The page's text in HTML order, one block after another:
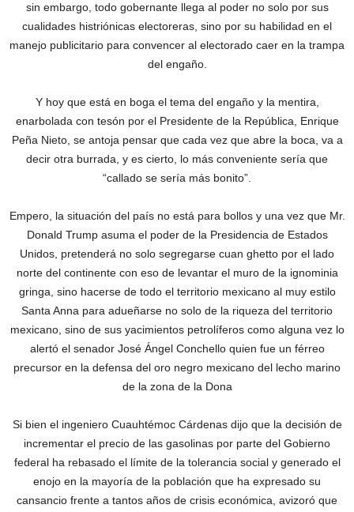
sin embargo, todo gobernante llega al poder no solo por sus
cualidades histriónicas electoreras, sino por su habilidad en el
manejo publicitario para convencer al electorado caer en la trampa
del engaño.
Y hoy que está en boga el tema del engaño y la mentira,
enarbolada con tesón por el Presidente de la República, Enrique
Peña Nieto, se antoja pensar que cada vez que abre la boca, va a
decir otra burrada, y es cierto, lo más conveniente sería que
“callado se sería más bonito”.
Empero, la situación del país no está para bollos y una vez que Mr.
Donald Trump asuma el poder de la Presidencia de Estados
Unidos, pretenderá no solo segregarse cuan ghetto por el lado
norte del continente con eso de levantar el muro de la ignominia
gringa, sino hacerse de todo el territorio mexicano al muy estilo
Santa Anna para adueñarse no solo de la riqueza del territorio
mexicano, sino de sus yacimientos petrolíferos como alguna vez lo
alertó el senador José Ángel Conchello quien fue un férreo
precursor en la defensa del oro negro mexicano del lecho marino
de la zona de la Dona
Si bien el ingeniero Cuauhtémoc Cárdenas dijo que la decisión de
incrementar el precio de las gasolinas por parte del Gobierno
federal ha rebasado el límite de la tolerancia social y generado el
enojo en la mayoría de la población que ha expresado su
cansancio frente a tantos años de crisis económica, avizoró que